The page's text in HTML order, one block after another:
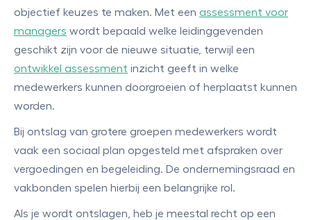
objectief keuzes te maken. Met een assessment voor
managers wordt bepaald welke leidinggevenden
geschikt zijn voor de nieuwe situatie, terwijl een
ontwikkel assessment inzicht geeft in welke
medewerkers kunnen doorgroeien of herplaatst kunnen
worden.
Bij ontslag van grotere groepen medewerkers wordt
vaak een sociaal plan opgesteld met afspraken over
vergoedingen en begeleiding. De ondernemingsraad en
vakbonden spelen hierbij een belangrijke rol.
Als je wordt ontslagen, heb je meestal recht op een